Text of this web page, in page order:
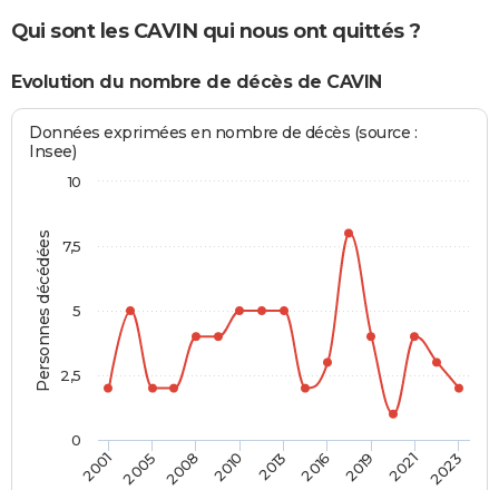
Qui sont les CAVIN qui nous ont quittés ?
Evolution du nombre de décès de CAVIN
Personnes décédées
Données exprimées en nombre de décès (source :
Insee)
2001 2005 2008 2010 2013 2016 2019 2021 2023
0
10
2,5
5
7,5